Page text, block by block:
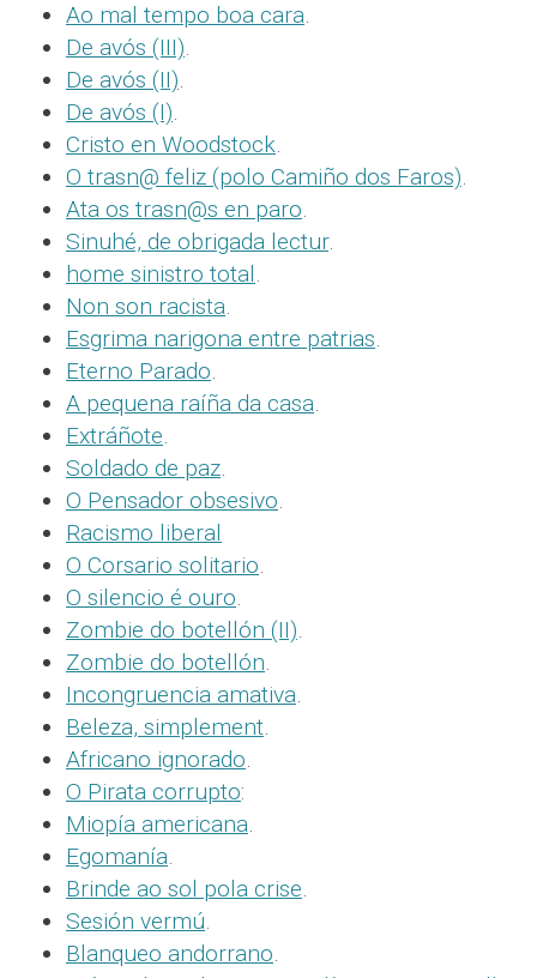
Ao mal tempo boa cara.
De avós (III).
De avós (II).
De avós (I).
Cristo en Woodstock.
O trasn@ feliz (polo Camiño dos Faros).
Ata os trasn@s en paro.
Sinuhé, de obrigada lectur.
home sinistro total.
Non son racista.
Esgrima narigona entre patrias.
Eterno Parado.
A pequena raíña da casa.
Extráñote.
Soldado de paz.
O Pensador obsesivo.
Racismo liberal
O Corsario solitario.
O silencio é ouro.
Zombie do botellón (II).
Zombie do botellón.
Incongruencia amativa.
Beleza, simplement.
Africano ignorado.
O Pirata corrupto:
Miopía americana.
Egomanía.
Brinde ao sol pola crise.
Sesión vermú.
Blanqueo andorrano.